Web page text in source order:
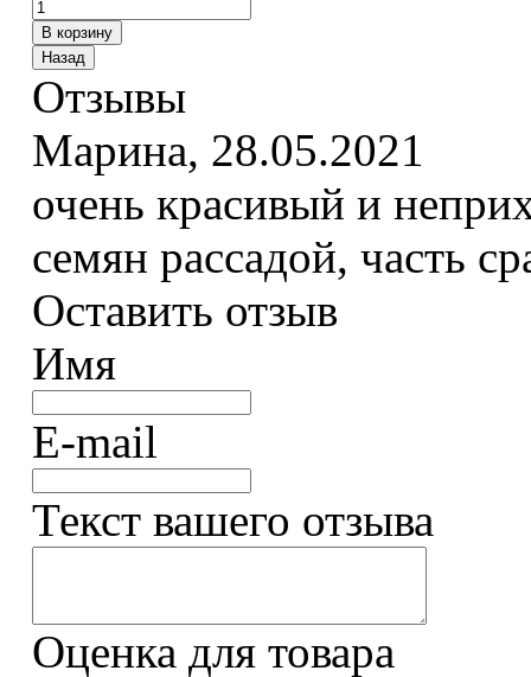
Отзывы
Марина, 28.05.2021
очень красивый и
семян рассадой, часть
Оставить отзыв
Имя
E-mail
Текст вашего отзыва
Оценка для товара